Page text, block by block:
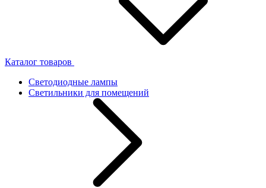
Каталог товаров
Светодиодные лампы
Светильники для помещений